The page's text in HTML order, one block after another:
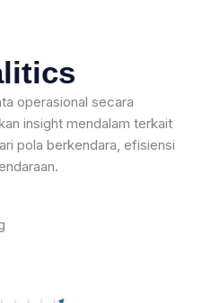
operasional secara
insight mendalam terkait
pola berkendara, efisiensi